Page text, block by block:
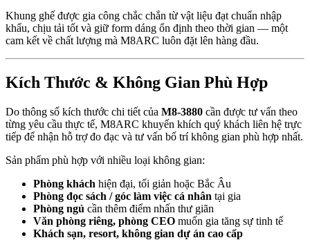
Khung ghế được gia công chắc chắn từ vật liệu đạt chuẩn nhập
khẩu, chịu tải tốt và giữ form dáng ổn định theo thời gian — một
cam kết về chất lượng mà M8ARC luôn đặt lên hàng đầu.
Kích Thước & Không Gian Phù Hợp
Do thông số kích thước chi tiết của M8-3880 cần được tư vấn theo
từng yêu cầu thực tế, M8ARC khuyến khích quý khách liên hệ trực
tiếp để nhận hỗ trợ đo đạc và tư vấn bố trí không gian phù hợp nhất.
Sản phẩm phù hợp với nhiều loại không gian:
Phòng khách hiện đại, tối giản hoặc Bắc Âu
Phòng đọc sách / góc làm việc cá nhân tại gia
Phòng ngủ cần thêm điểm nhấn thư giãn
Văn phòng riêng, phòng CEO muốn gia tăng sự tinh tế
Khách sạn, resort, không gian dự án cao cấp